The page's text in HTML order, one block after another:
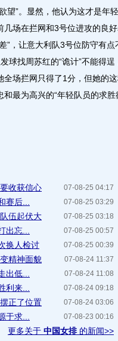
望”。显然，他认为这才是年
场在拦网和3号位进攻的良
”，让意大利队3号位防守有
球找周苏红的“诡计”不能得
场拦网只得了1分，但她的
最为高兴的“年轻队员的求胜
07-08-25 04:17
收获信心
07-08-25 03:29
赛后...
07-08-25 03:18
伍起伏大
07-08-25 00:57
出忘...
07-08-25 00:39
换人检讨
07-08-24 11:37
精神面貌
07-08-24 11:08
出低...
07-08-24 09:18
利来...
07-08-24 03:06
正了位置
07-08-23 00:16
于求...
更多关于 中国女排的新闻>>